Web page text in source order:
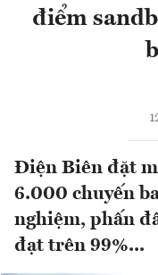
điểm
Điện Biên đặt
6.000 chuyến
nghiệm, phấn
đạt trên 99%...